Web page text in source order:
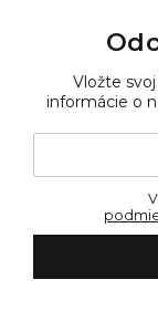
Vložte
informácie o